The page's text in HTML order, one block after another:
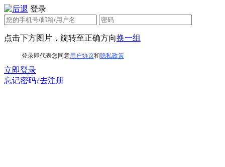
登录
点击下方图片，旋转至正确方向换一组
登录即代表您同意用户协议和隐私政策
立即登录
忘记密码?去注册